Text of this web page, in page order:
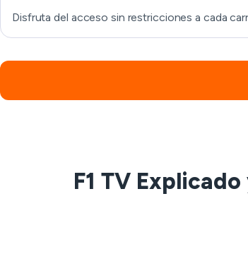
Disfruta del acceso sin restricciones a cada
F1 TV